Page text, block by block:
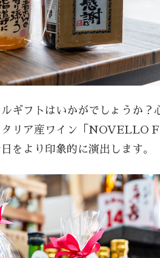
ギフトはいかがでしょうか？
タリア産ワイン「
をより印象的に演出します。